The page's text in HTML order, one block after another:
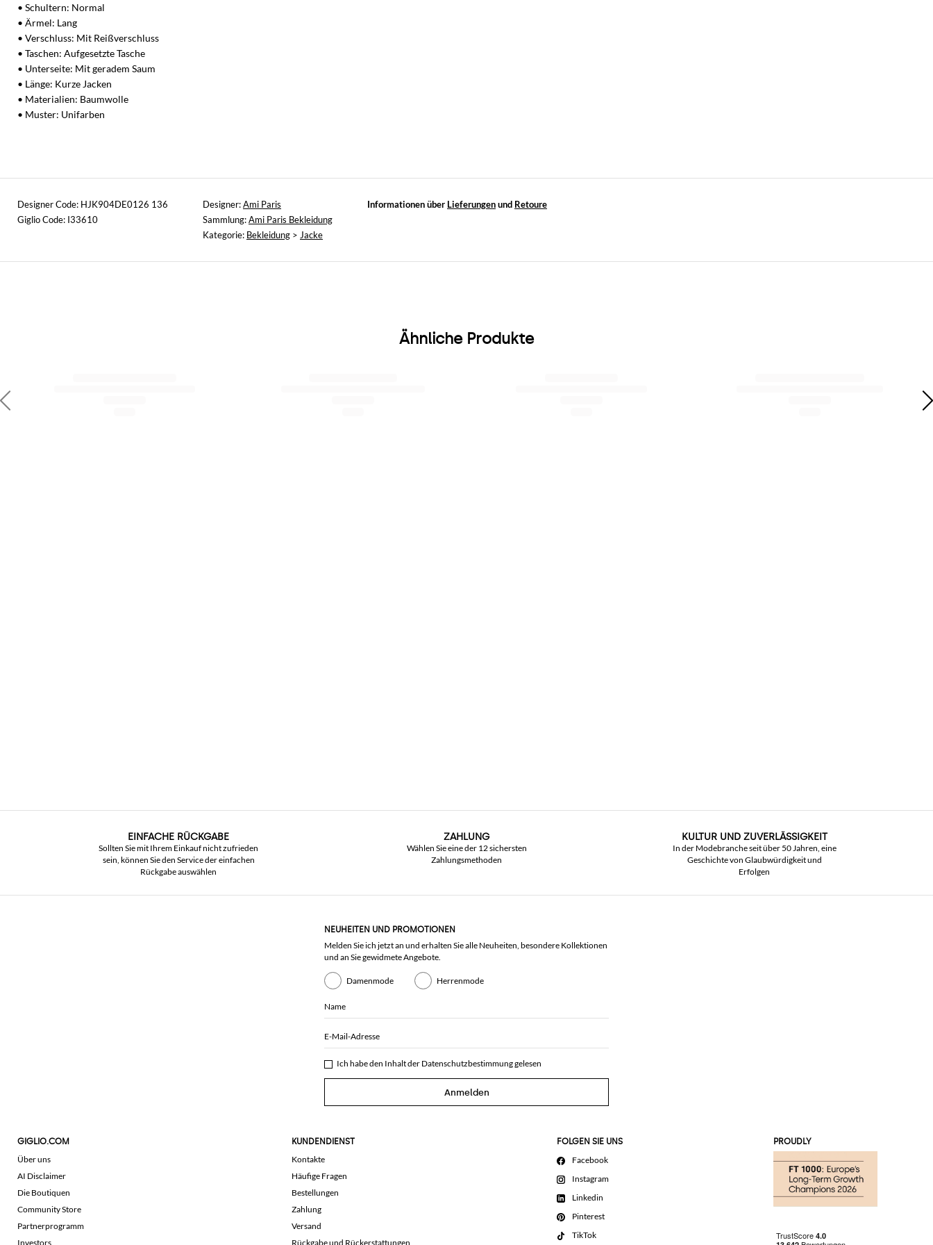
• Schultern: Normal
• Ärmel: Lang
• Verschluss: Mit Reißverschluss
• Taschen: Aufgesetzte Tasche
• Unterseite: Mit geradem Saum
• Länge: Kurze Jacken
• Materialien: Baumwolle
• Muster: Unifarben
Designer Code: HJK904DE0126 136
Giglio Code: I33610
Designer:Ami Paris
Sammlung:Ami Paris Bekleidung
Kategorie: Bekleidung > Jacke
Informationen über Lieferungenund Retoure
Ähnliche Produkte
EINFACHE RÜCKGABE
Sollten Sie mit Ihrem Einkauf nicht zufrieden
sein, können Sie den Service der einfachen
Rückgabe auswählen
ZAHLUNG
Wählen Sie eine der 12 sichersten
Zahlungsmethoden
KULTUR UND ZUVERLÄSSIGKEIT
In der Modebranche seit über 50 Jahren, eine
Geschichte von Glaubwürdigkeit und
Erfolgen
NEUHEITEN UND PROMOTIONEN
Melden Sie ich jetzt an und erhalten Sie alle Neuheiten, besondere Kollektionen
und an Sie gewidmete Angebote.
Damenmode Herrenmode
Name
E-Mail-Adresse
Ich habe den Inhalt der Datenschutzbestimmunggelesen
Anmelden
GIGLIO.COM
Über uns
AI Disclaimer
Die Boutiquen
Community Store
Partnerprogramm
Investors
KUNDENDIENST
Kontakte
Häufige Fragen
Bestellungen
Zahlung
Versand
Rückgabe und Rückerstattungen
FOLGEN SIE UNS
Facebook
Instagram
Linkedin
Pinterest
TikTok
PROUDLY